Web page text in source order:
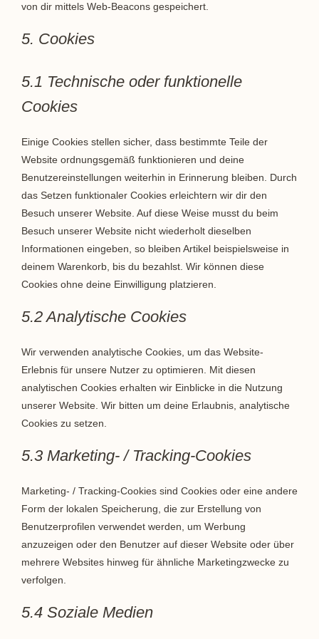
von dir mittels Web-Beacons gespeichert.
5. Cookies
5.1 Technische oder funktionelle
Cookies
Einige Cookies stellen sicher, dass bestimmte Teile der
Website ordnungsgemäß funktionieren und deine
Benutzereinstellungen weiterhin in Erinnerung bleiben. Durch
das Setzen funktionaler Cookies erleichtern wir dir den
Besuch unserer Website. Auf diese Weise musst du beim
Besuch unserer Website nicht wiederholt dieselben
Informationen eingeben, so bleiben Artikel beispielsweise in
deinem Warenkorb, bis du bezahlst. Wir können diese
Cookies ohne deine Einwilligung platzieren.
5.2 Analytische Cookies
Wir verwenden analytische Cookies, um das Website-
Erlebnis für unsere Nutzer zu optimieren. Mit diesen
analytischen Cookies erhalten wir Einblicke in die Nutzung
unserer Website. Wir bitten um deine Erlaubnis, analytische
Cookies zu setzen.
5.3 Marketing- / Tracking-Cookies
Marketing- / Tracking-Cookies sind Cookies oder eine andere
Form der lokalen Speicherung, die zur Erstellung von
Benutzerprofilen verwendet werden, um Werbung
anzuzeigen oder den Benutzer auf dieser Website oder über
mehrere Websites hinweg für ähnliche Marketingzwecke zu
verfolgen.
5.4 Soziale Medien